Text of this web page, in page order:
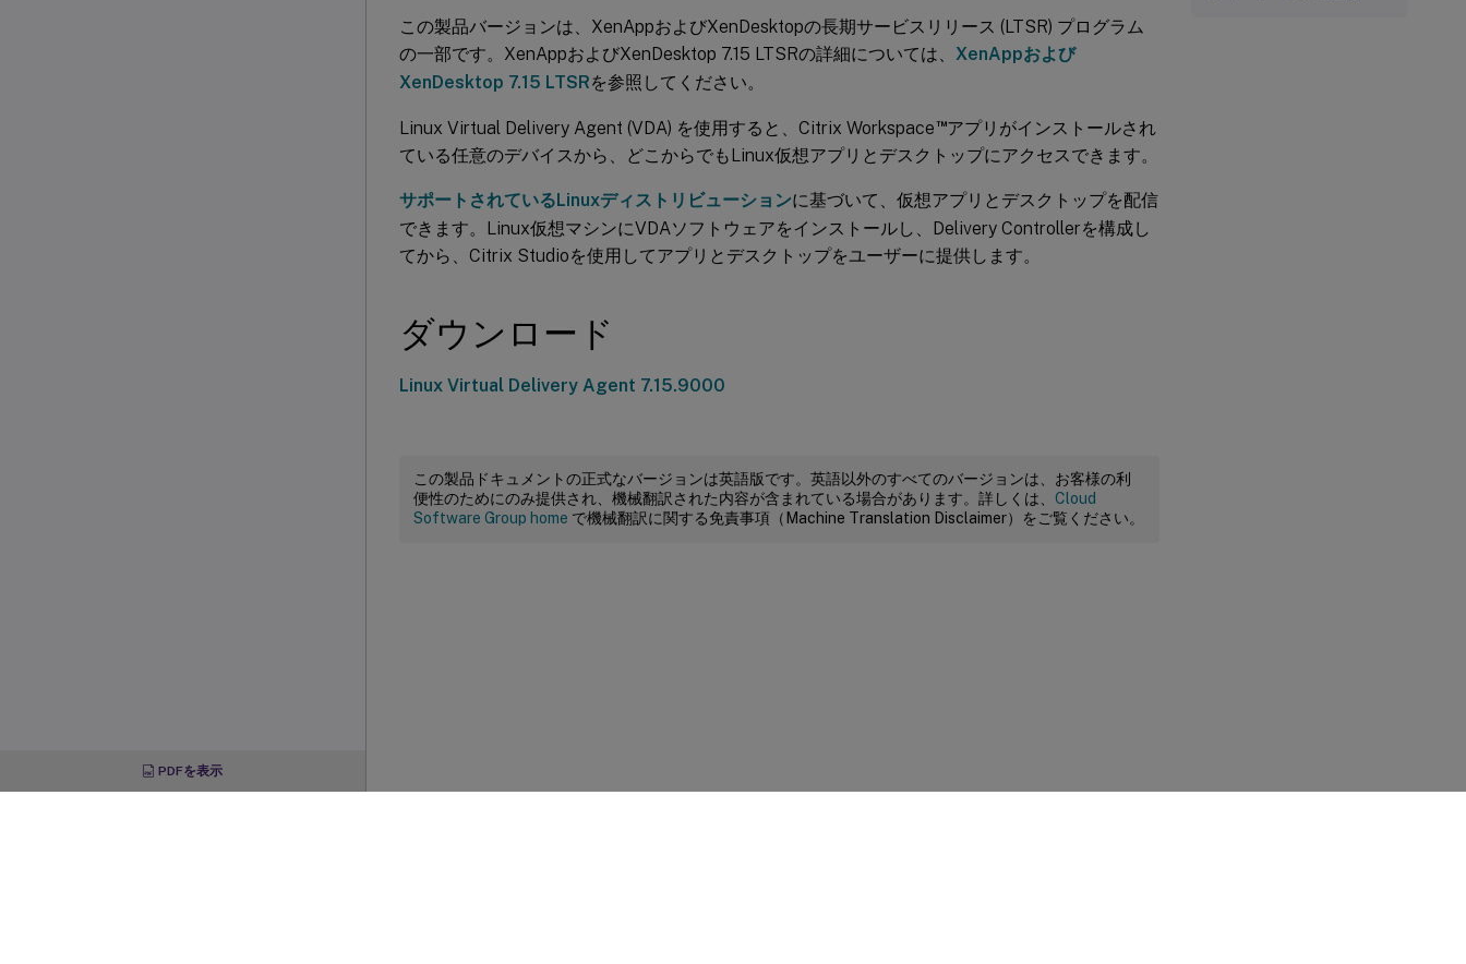
PDFを表示
この製品バージョンは、XenAppおよびXenDesktopの長期サービスリリース (LTSR) プログラム
の一部です。XenAppおよびXenDesktop 7.15 LTSRの詳細については、 XenAppおよび
XenDesktop 7.15 LTSRを参照してください。
Linux Virtual Delivery Agent (VDA) を使用すると、Citrix Workspace™アプリがインストールされ
ている任意のデバイスから、どこからでもLinux仮想アプリとデスクトップにアクセスできます。
サポートされているLinuxディストリビューションに基づいて、仮想アプリとデスクトップを配信
できます。Linux仮想マシンにVDAソフトウェアをインストールし、Delivery Controllerを構成し
てから、Citrix Studioを使用してアプリとデスクトップをユーザーに提供します。
ダウンロード
Linux Virtual Delivery Agent 7.15.9000
この製品ドキュメントの正式なバージョンは英語版です。英語以外のすべてのバージョンは、お客様の利
便性のためにのみ提供され、機械翻訳された内容が含まれている場合があります。詳しくは、 Cloud
Software Group home で機械翻訳に関する免責事項（Machine Translation Disclaimer）をご覧ください。